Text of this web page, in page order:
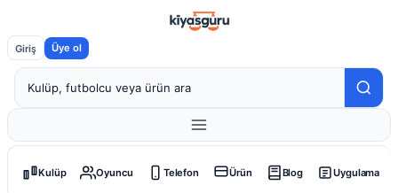
Giriş Üye ol
Kulüp Oyuncu Telefon Ürün Blog Uygulama